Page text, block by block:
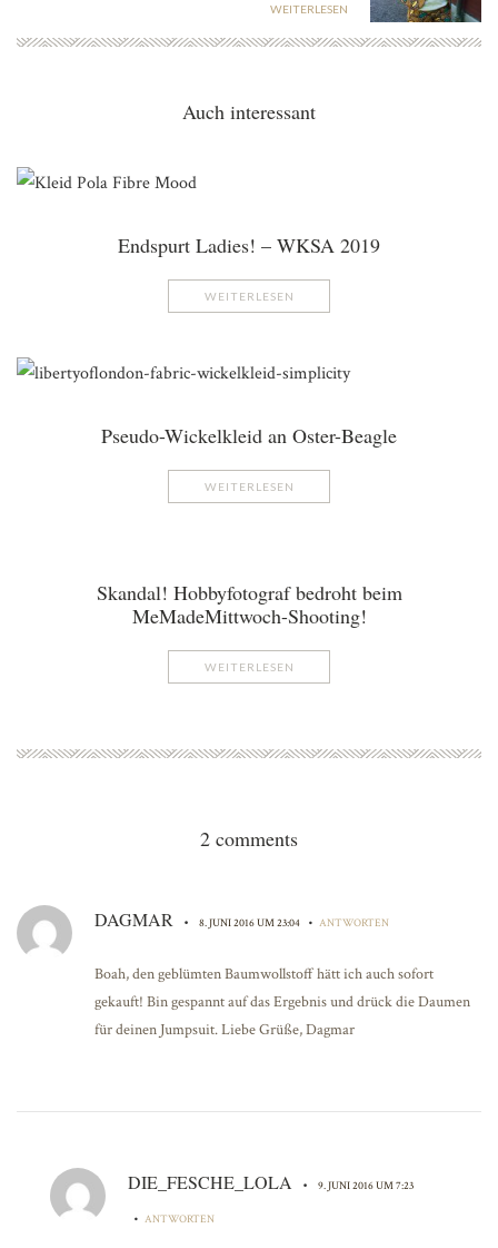
WEITERLESEN
Auch interessant
Endspurt Ladies! – WKSA 2019
WEITERLESEN
Pseudo-Wickelkleid an Oster-Beagle
WEITERLESEN
Skandal! Hobbyfotograf bedroht beim
MeMadeMittwoch-Shooting!
WEITERLESEN
2 comments
DAGMAR • 8. JUNI 2016 UM 23:04 • ANTWORTEN
Boah, den geblümten Baumwollstoff hätt ich auch sofort
gekauft! Bin gespannt auf das Ergebnis und drück die Daumen
für deinen Jumpsuit. Liebe Grüße, Dagmar
DIE_FESCHE_LOLA • 9. JUNI 2016 UM 7:23
• ANTWORTEN